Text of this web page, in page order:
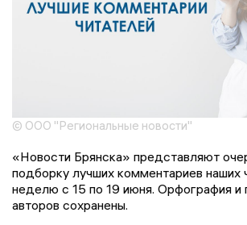
© ООО "Региональные новости"
«Новости Брянска» представляют
подборку лучших комментариев наших
неделю с 15 по 19 июня. Орфография и
авторов сохранены.